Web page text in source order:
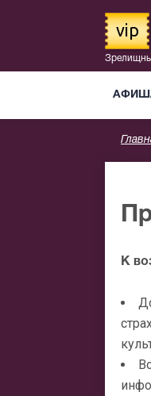
vip
К